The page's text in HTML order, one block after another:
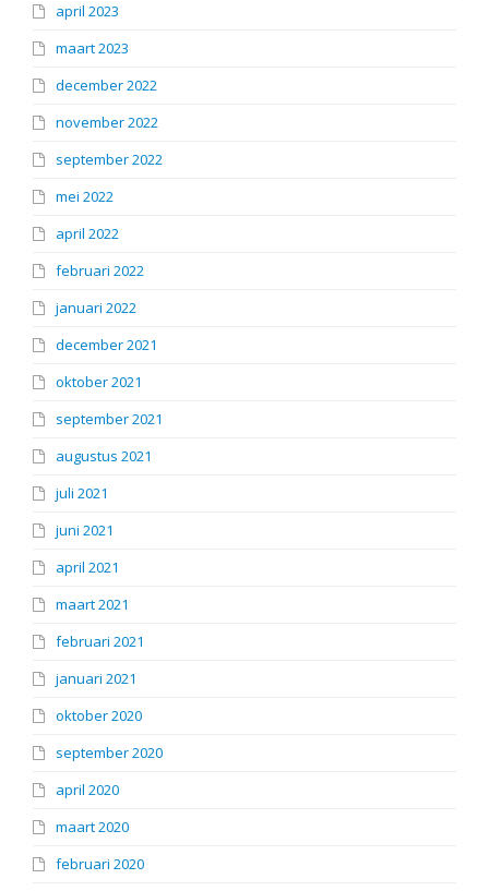
april 2023
maart 2023
december 2022
november 2022
september 2022
mei 2022
april 2022
februari 2022
januari 2022
december 2021
oktober 2021
september 2021
augustus 2021
juli 2021
juni 2021
april 2021
maart 2021
februari 2021
januari 2021
oktober 2020
september 2020
april 2020
maart 2020
februari 2020